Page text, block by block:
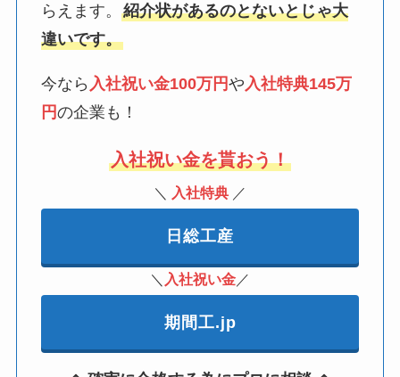
らえます。 紹介状があるのとないとじゃ大
違いです。
今なら 入社祝い金100万円や 入社特典145万
円の企業も！
入社祝い金を貰おう！
＼ 入社特典 ／
日総工産
＼ 入社祝い金 ／
期間工.jp